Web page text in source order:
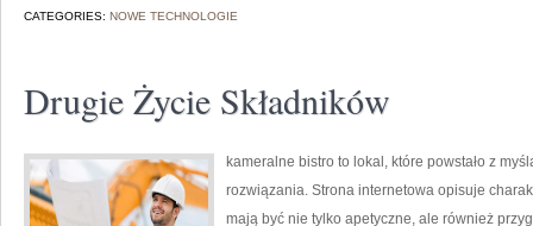
CATEGORIES: NOWE TECHNOLOGIE
Drugie Życie Składników
kameralne bistro to lokal, które powstało z
rozwiązania. Strona internetowa opisuje
mają być nie tylko apetyczne, ale również